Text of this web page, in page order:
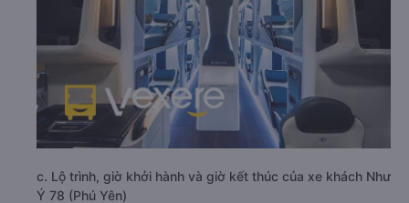
c. Lộ trình, giờ khởi hành và giờ kết thúc của xe khách Như
Ý 78 (Phú Yên)